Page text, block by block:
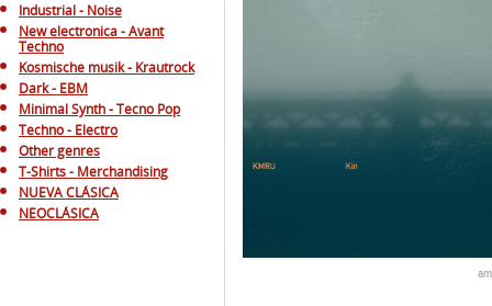
Industrial - Noise
New electronica - Avant
Techno
Kosmische musik - Krautrock
Dark - EBM
Minimal Synth - Tecno Pop
Techno - Electro
Other genres
T-Shirts - Merchandising
NUEVA CLÁSICA
NEOCLÁSICA